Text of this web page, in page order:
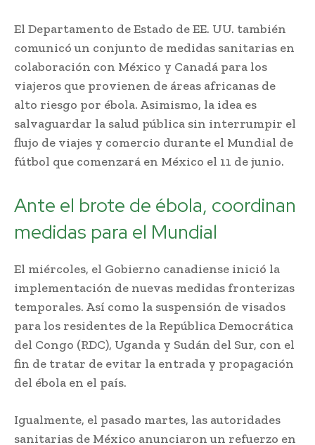
El Departamento de Estado de EE. UU. también
comunicó un conjunto de medidas sanitarias en
colaboración con México y Canadá para los
viajeros que provienen de áreas africanas de
alto riesgo por ébola. Asimismo, la idea es
salvaguardar la salud pública sin interrumpir el
flujo de viajes y comercio durante el Mundial de
fútbol que comenzará en México el 11 de junio.
Ante el brote de ébola, coordinan
medidas para el Mundial
El miércoles, el Gobierno canadiense inició la
implementación de nuevas medidas fronterizas
temporales. Así como la suspensión de visados
para los residentes de la República Democrática
del Congo (RDC), Uganda y Sudán del Sur, con el
fin de tratar de evitar la entrada y propagación
del ébola en el país.
Igualmente, el pasado martes, las autoridades
sanitarias de México anunciaron un refuerzo en